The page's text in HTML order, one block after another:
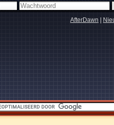
AfterDawn